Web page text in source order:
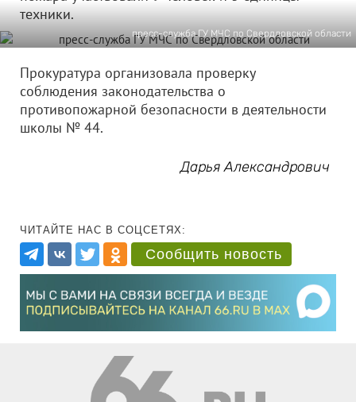
техники.
пресс-служба ГУ МЧС по Свердловской области
Прокуратура организовала проверку
соблюдения законодательства о
противопожарной безопасности в деятельности
школы № 44.
Дарья Александрович
ЧИТАЙТЕ НАС В СОЦСЕТЯХ:
Сообщить новость